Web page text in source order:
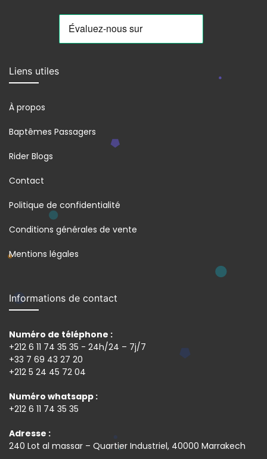
Liens utiles
À propos
Baptêmes Passagers
Rider Blogs
Contact
Politique de confidentialité
Conditions générales de vente
Mentions légales
Informations de contact
Numéro de téléphone :
+212 6 11 74 35 35 - 24h/24 – 7j/7
+33 7 69 43 27 20
+212 5 24 45 72 04
Numéro whatsapp :
+212 6 11 74 35 35
Adresse :
240 Lot al massar – Quartier Industriel, 40000 Marrakech